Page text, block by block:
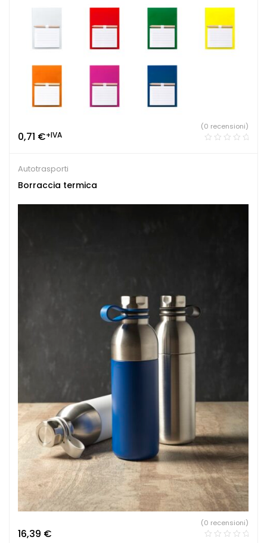
0,71 €+IVA
(0 recensioni)
Autotrasporti
Borraccia termica
16,39 €
(0 recensioni)